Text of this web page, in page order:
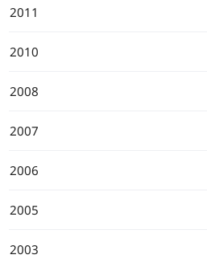
2011
2010
2008
2007
2006
2005
2003